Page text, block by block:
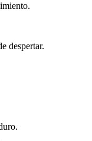
despertar.